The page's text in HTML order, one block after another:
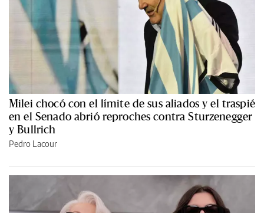
Milei chocó con el límite de sus aliados y el traspié
en el Senado abrió reproches contra Sturzenegger
y Bullrich
Pedro Lacour